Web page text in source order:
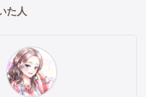
た人